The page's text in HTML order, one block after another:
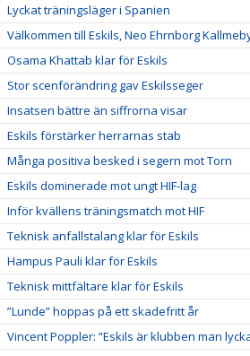
Lyckat träningsläger i Spanien
Välkommen till Eskils, Neo Ehrnborg
Osama Khattab klar för Eskils
Stor scenförändring gav Eskilsseger
Insatsen bättre än siffrorna visar
Eskils förstärker herrarnas stab
Många positiva besked i segern mot Torn
Eskils dominerade mot ungt HIF-lag
Inför kvällens träningsmatch mot HIF
Teknisk anfallstalang klar för Eskils
Hampus Pauli klar för Eskils
Teknisk mittfältare klar för Eskils
”Lunde” hoppas på ett skadefritt år
Vincent Poppler: ”Eskils är klubben man